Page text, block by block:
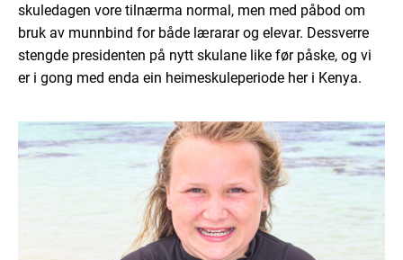
skuledagen vore tilnærma normal, men med påbod om
bruk av munnbind for både lærarar og elevar. Dessverre
stengde presidenten på nytt skulane like før påske, og vi
er i gong med enda ein heimeskuleperiode her i Kenya.